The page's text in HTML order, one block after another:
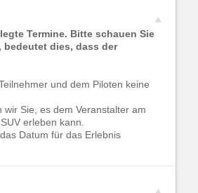
Termine. Bitte schauen Sie
bedeutet dies, dass der
und dem Piloten keine
Sie, es dem Veranstalter am
erleben kann.
Datum für das Erlebnis